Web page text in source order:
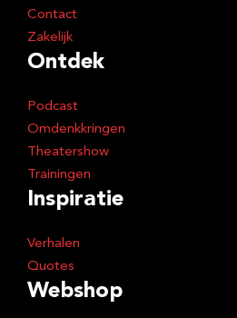
Contact
Zakelijk
Ontdek
Podcast
Omdenkkringen
Theatershow
Trainingen
Inspiratie
Verhalen
Quotes
Webshop